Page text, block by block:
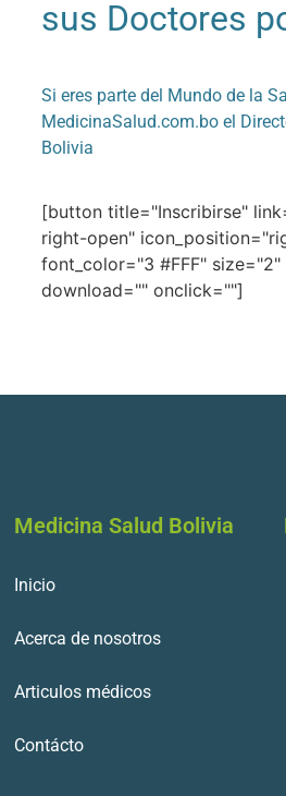
sus Doctores
Si eres parte del Mundo de la
MedicinaSalud.com.bo el
Bolivia
[button title="Inscribirse"
right-open"
font_color="3 #FFF"
download="" onclick=""]
Medicina Salud Bolivia
Inicio
Acerca de nosotros
Articulos médicos
Contácto